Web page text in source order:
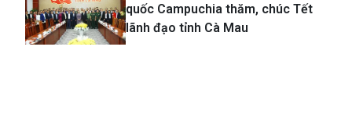
quốc Campuchia thăm, chúc Tết
lãnh đạo tỉnh Cà Mau